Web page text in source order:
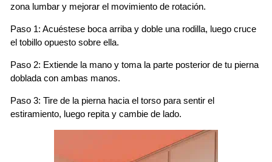
zona lumbar y mejorar el movimiento de rotación.
Paso 1: Acuéstese boca arriba y doble una rodilla, luego cruce
el tobillo opuesto sobre ella.
Paso 2: Extiende la mano y toma la parte posterior de tu pierna
doblada con ambas manos.
Paso 3: Tire de la pierna hacia el torso para sentir el
estiramiento, luego repita y cambie de lado.